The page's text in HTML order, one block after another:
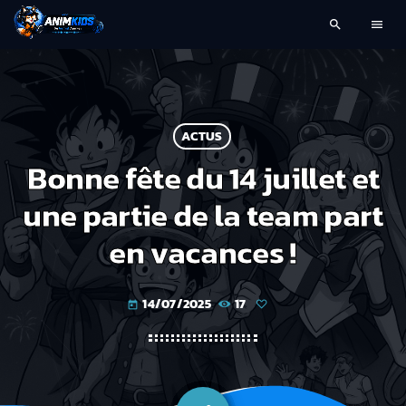
search menu
ACTUS
Bonne fête du 14 juillet et
une partie de la team part
en vacances !
today 14/07/2025 17